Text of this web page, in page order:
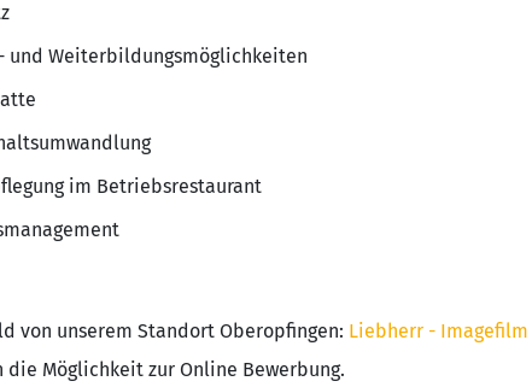
und Weiterbildungsmöglichkeiten
im Betriebsrestaurant
von unserem Standort Oberopfingen: Liebherr - Imagefilm
Möglichkeit zur Online Bewerbung.